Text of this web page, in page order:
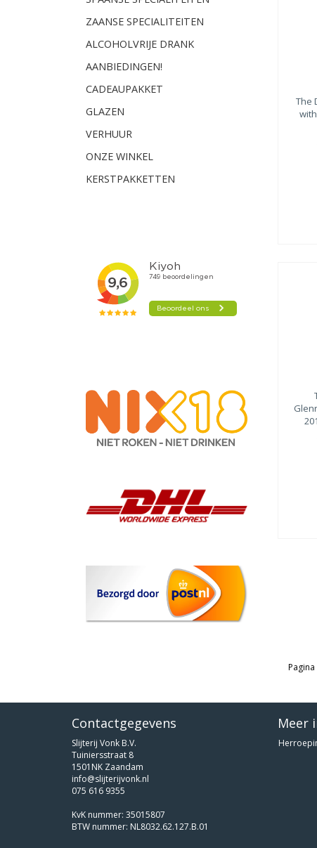
ZAANSE SPECIALITEITEN
ALCOHOLVRIJE DRANK
AANBIEDINGEN!
CADEAUPAKKET
GLAZEN
VERHUUR
ONZE WINKEL
KERSTPAKKETTEN
The
Pagina
Contactgegevens
Slijterij Vonk B.V.
Tuiniersstraat 8
1501NK Zaandam
info@slijterijvonk.nl
075 616 9355
KvK nummer: 35015807
BTW nummer: NL8032.62.127.B.01
Meer